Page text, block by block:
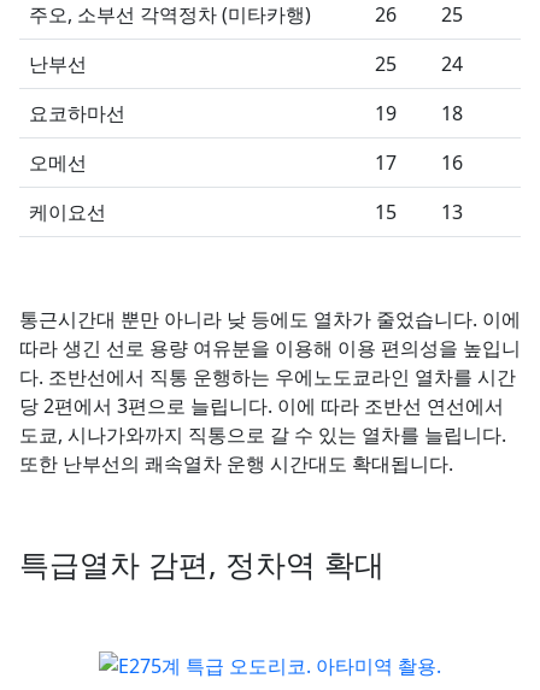
주오, 소부선 각역정차 (미타카행)
26
25
난부선
25
24
요코하마선
19
18
오메선
17
16
케이요선
15 13
통근시간대 뿐만 아니라 낮 등에도 열차가 줄었습니다. 이에
따라 생긴 선로 용량 여유분을 이용해 이용 편의성을 높입니
다. 조반선에서 직통 운행하는 우에노도쿄라인 열차를 시간
당 2편에서 3편으로 늘립니다. 이에 따라 조반선 연선에서
도쿄, 시나가와까지 직통으로 갈 수 있는 열차를 늘립니다.
또한 난부선의 쾌속열차 운행 시간대도 확대됩니다.
특급열차 감편, 정차역 확대